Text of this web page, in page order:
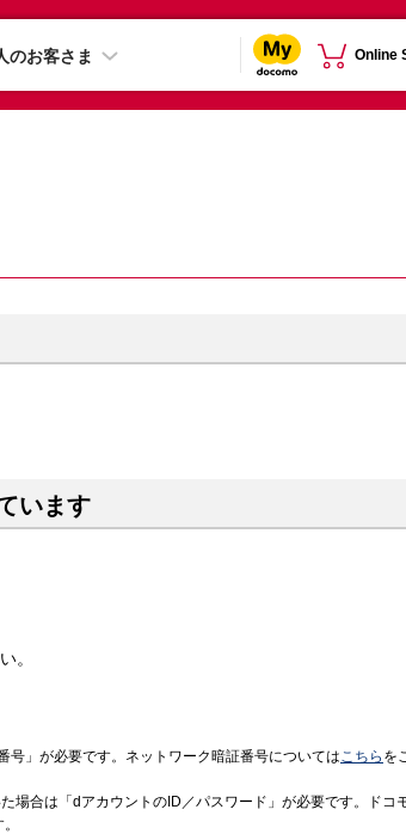
のお客さま Online
います
。
号」が必要です。ネットワーク暗証番号についてはこちら を
場合は「dアカウントのID／パスワード」が必要です。ドコ